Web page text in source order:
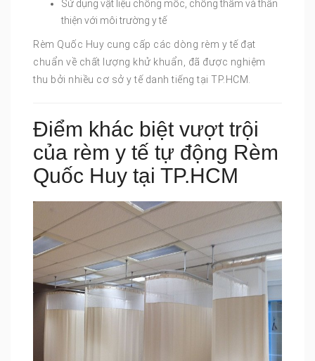
Sử dụng vật liệu chống mốc, chống thấm và thân
thiện với môi trường y tế
Rèm Quốc Huy cung cấp các dòng rèm y tế đạt
chuẩn về chất lượng khử khuẩn, đã được nghiệm
thu bởi nhiều cơ sở y tế danh tiếng tại TP.HCM.
Điểm khác biệt vượt trội
của rèm y tế tự động Rèm
Quốc Huy tại TP.HCM